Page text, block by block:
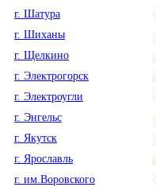
г. Шатура
г. Шиханы
г. Щелкино
г. Электрогорск
г. Электроугли
г. Энгельс
г. Якутск
г. Ярославль
г. им.Воровского